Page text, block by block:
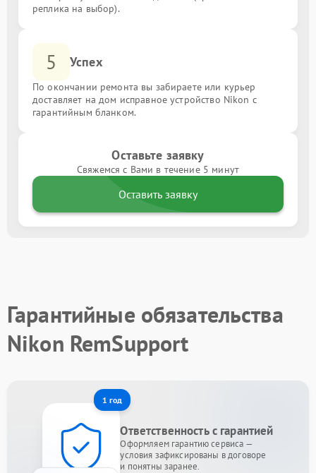
реплика на выбор).
5 Успех
По окончании ремонта вы забираете или курьер
доставляет на дом исправное устройство Nikon с
гарантийным бланком.
Оставьте заявку
Свяжемся с Вами в течение 5 минут
Оставить заявку
Гарантийные обязательства
Nikon RemSupport
1 год
Ответственность с гарантией
Оформляем гарантию сервиса —
условия зафиксированы в договоре
и понятны заранее.